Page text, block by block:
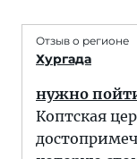
Отзыв о регионе
Хургада
нужно
Коптская